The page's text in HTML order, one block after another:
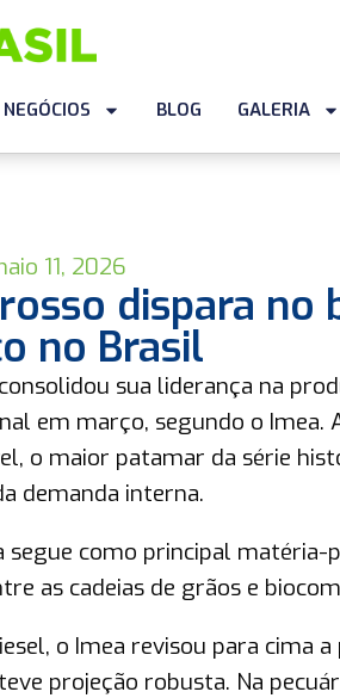
BLOG GALERIA
11, 2026
dispara
no Brasil
sua liderança na
em março, segundo o
o maior patamar da série
demanda interna.
segue como principal
as cadeias de grãos e
o Imea revisou para cima
projeção robusta. Na